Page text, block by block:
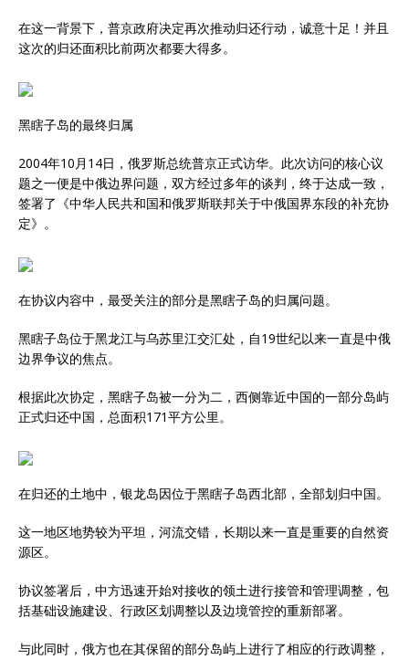
在这一背景下，普京政府决定再次推动归还行动，诚意十足！并且
这次的归还面积比前两次都要大得多。
黑瞎子岛的最终归属
2004年10月14日，俄罗斯总统普京正式访华。此次访问的核心议
题之一便是中俄边界问题，双方经过多年的谈判，终于达成一致，
签署了《中华人民共和国和俄罗斯联邦关于中俄国界东段的补充协
定》。
在协议内容中，最受关注的部分是黑瞎子岛的归属问题。
黑瞎子岛位于黑龙江与乌苏里江交汇处，自19世纪以来一直是中俄
边界争议的焦点。
根据此次协定，黑瞎子岛被一分为二，西侧靠近中国的一部分岛屿
正式归还中国，总面积171平方公里。
在归还的土地中，银龙岛因位于黑瞎子岛西北部，全部划归中国。
这一地区地势较为平坦，河流交错，长期以来一直是重要的自然资
源区。
协议签署后，中方迅速开始对接收的领土进行接管和管理调整，包
括基础设施建设、行政区划调整以及边境管控的重新部署。
与此同时，俄方也在其保留的部分岛屿上进行了相应的行政调整，